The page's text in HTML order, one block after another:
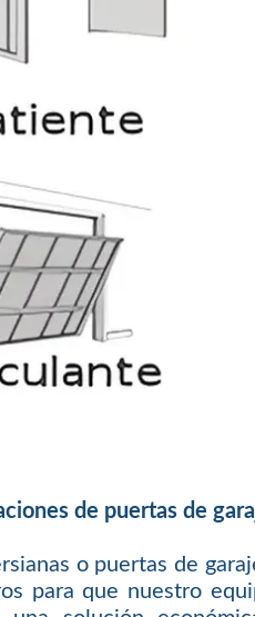
de puertas de
o puertas de
para que nuestro